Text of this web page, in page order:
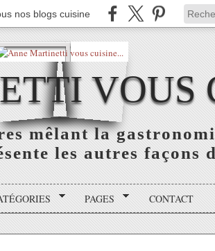
nos blogs cuisine
VOUS
mêlant la
les autres façons
PAGES CONTACT